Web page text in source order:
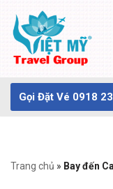
Chuyển
tới
dung
Gọi Đặt Vé 0918
Trang chủ » Bay đến